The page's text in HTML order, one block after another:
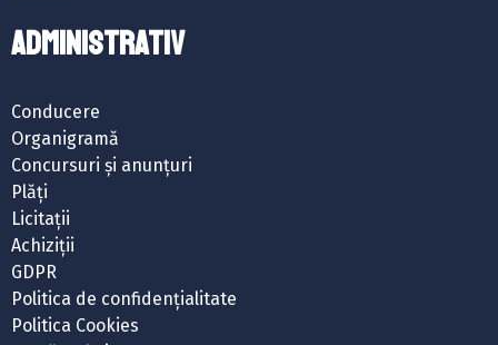
ADMINISTRATIV
Conducere
Organigramă
Concursuri și anunțuri
Plăți
Licitații
Achiziții
GDPR
Politica de confidențialitate
Politica Cookies